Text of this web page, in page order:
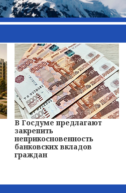
В Госдуме предлагают
закрепить
неприкосновенность
банковских вкладов
граждан